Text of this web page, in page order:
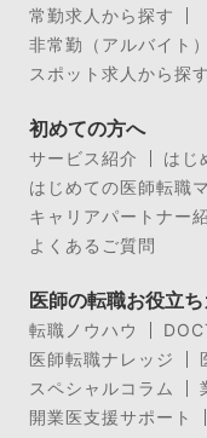
常勤求人から探す
非常勤（アルバイト
スポット求人から探す
初めての方へ
サービス紹介
はじ
はじめての医師転職
キャリアパートナー
よくあるご質問
医師の転職お役立
転職ノウハウ
医師転職ナレッジ
スペシャルコラム
開業医支援サポート